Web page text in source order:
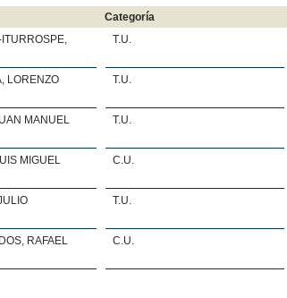
Categoría
T.U.
LORENZO
T.U.
MANUEL
T.U.
MIGUEL
C.U.
T.U.
RAFAEL
C.U.